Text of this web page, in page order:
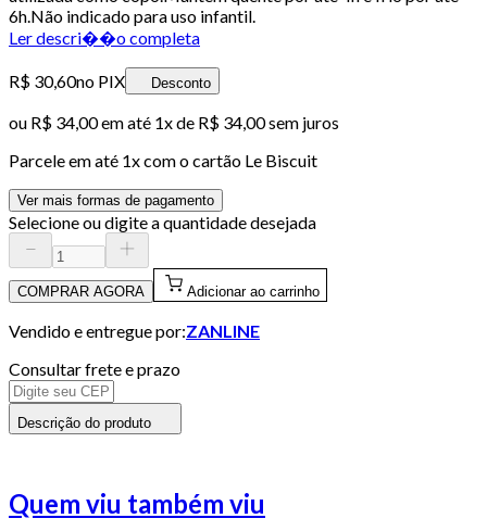
6h.Não indicado para uso infantil.
Ler descri��o completa
R$ 30,60no PIX Desconto
ou R$ 34,00em até 1x de R$ 34,00sem juros
Parcele em até 1x com o cartão Le Biscuit
Ver mais formas de pagamento
Selecione ou digite a quantidade desejada
COMPRAR AGORA Adicionar ao carrinho
Vendido e entregue por:ZANLINE
Consultar frete e prazo
Descrição do produto
Quem viu também viu